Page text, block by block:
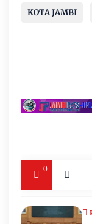
KOTA JAMBI
0